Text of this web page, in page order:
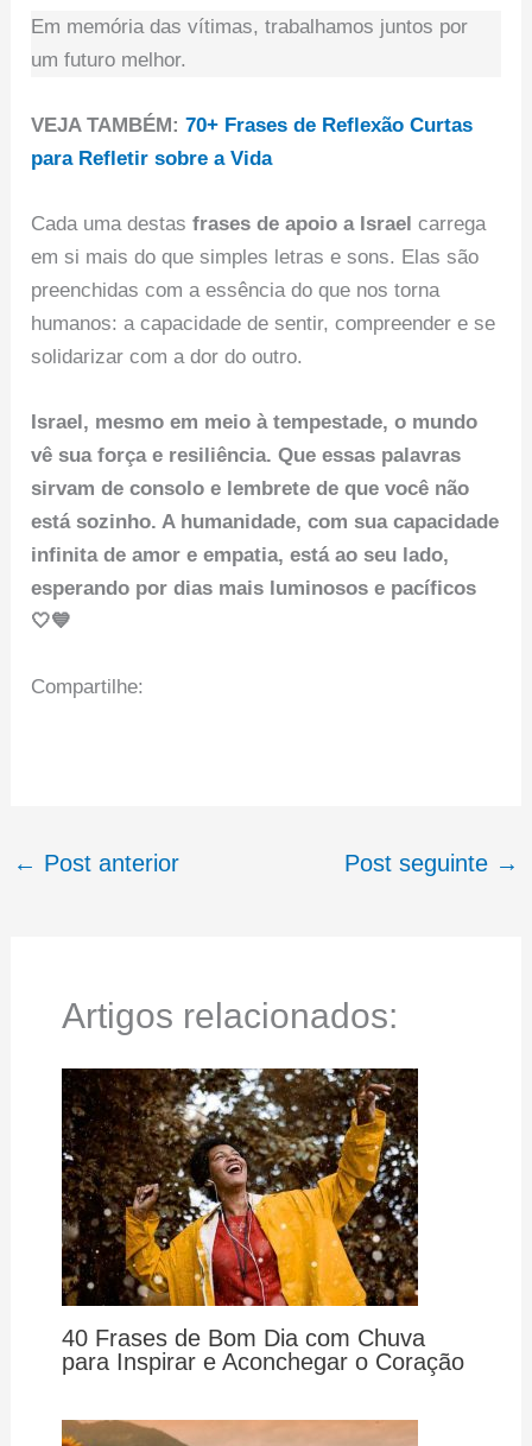
Em memória das vítimas, trabalhamos juntos por
um futuro melhor.
VEJA TAMBÉM:70+ Frases de Reflexão Curtas
para Refletir sobre a Vida
Cada uma destasfrases de apoio a Israel carrega
em si mais do que simples letras e sons. Elas são
preenchidas com a essência do que nos torna
humanos: a capacidade de sentir, compreender e se
solidarizar com a dor do outro.
Israel, mesmo em meio à tempestade, o mundo
vê sua força e resiliência. Que essas palavras
sirvam de consolo e lembrete de que você não
está sozinho. A humanidade, com sua capacidade
infinita de amor e empatia, está ao seu lado,
esperando por dias mais luminosos e pacíficos
🤍💙
Compartilhe:
← Post anterior Post seguinte →
Artigos relacionados:
40 Frases de Bom Dia com Chuva
para Inspirar e Aconchegar o Coração